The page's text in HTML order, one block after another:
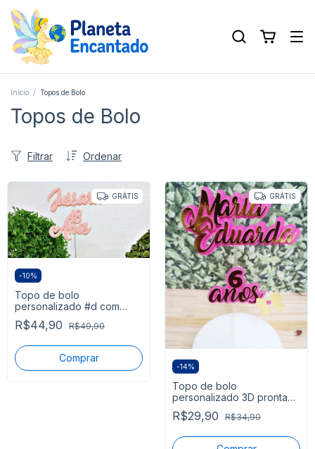
Início / Topos de Bolo
Topos de Bolo
Ordenar
Filtrar
GRÁTIS
-10%
Topo de bolo
personalizado #d com
adereços pronta entrega
R$44,90 R$49,90
GRÁTIS
-14%
Topo de bolo
personalizado 3D pronta
entrega
R$29,90 R$34,90